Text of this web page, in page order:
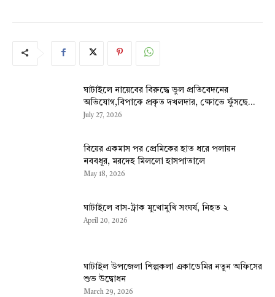
ঘাটাইলে নায়েবের বিরুদ্ধে ভুল প্রতিবেদনের
অভিযোগ,বিপাকে প্রকৃত দখলদার, ক্ষোভে ফুঁসছে...
July 27, 2026
বিয়ের একমাস পর প্রেমিকের হাত ধরে পলায়ন
নববধূর, মরদেহ মিললো হাসপাতালে
May 18, 2026
ঘাটাইলে বাস-ট্রাক মুখোমুখি সংঘর্ষ, নিহত ২
April 20, 2026
ঘাটাইল উপজেলা শিল্পকলা একাডেমির নতুন অফিসের
শুভ উদ্বোধন
March 29, 2026